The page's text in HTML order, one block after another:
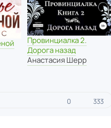
Провинциалка 2.
Дорога назад
Анастасия Шерр
0 333